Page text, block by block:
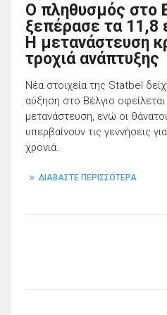
Ο πληθυσμός στο
ξεπέρασε τα 11,8
Η μετανάστευση
τροχιά ανάπτυξης
Νέα στοιχεία της Statbel
αύξηση στο Βέλγιο
μετανάστευση, ενώ οι
υπερβαίνουν τις γεννήσεις
χρονιά.
ΔΙΑΒΑΣΤΕ ΠΕΡΙΣΣΟΤΕΡΑ